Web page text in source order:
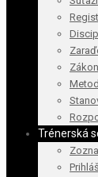
Trénerská